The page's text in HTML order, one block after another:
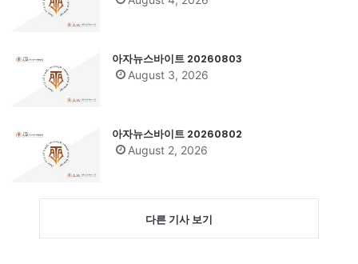
아자뉴스바이트 20260803
August 3, 2026
아자뉴스바이트 20260802
August 2, 2026
다른 기사 보기